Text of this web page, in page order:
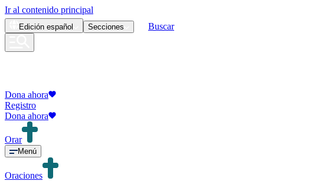
Ir al contenido principal
Edición español Secciones Buscar
Dona ahora
Registro
Dona ahora
Orar
Menú
Oraciones